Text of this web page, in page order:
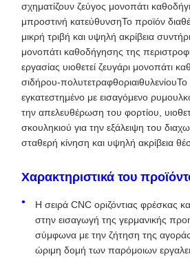
σχηματίζουν ζεύγος μονοπάτι
μπροστινή κατεύθυνσηΤο προϊόν
μικρή τριβή και υψηλή ακρίβεια
μονοπάτι καθοδήγησης της
εργασίας υιοθετεί ζευγάρι μονοπάτι
σιδήρου-πολυτετραφθοριαιθυλενίουΤο
εγκατεστημένο με εισαγόμενο
την απελευθέρωση του φορτίου,
σκουληκιού για την εξάλειψη του
σταθερή κίνηση και υψηλή ακρίβεια
Χαρακτηριστικά του
Η σειρά CNC οριζόντιας φρέσκας
στην εισαγωγή της γερμανικής
σύμφωνα με την ζήτηση της
ώριμη δομή των παρόμοιων